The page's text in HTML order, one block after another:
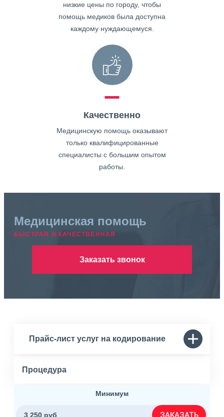
низкие цены по городу, чтобы
помощь медиков была доступна
каждому нуждающемуся.
Качественно
Медицинскую помощь оказывают
только квалифицированные
специалисты с большим опытом
работы.
Медицинская помощь
БЫСТРАЯ И КАЧЕСТВЕННАЯ
Заказать звонок
Прайс-лист услуг на кодирование
Процедура
Минимум
3 250 руб ЗАКАЗАТЬ